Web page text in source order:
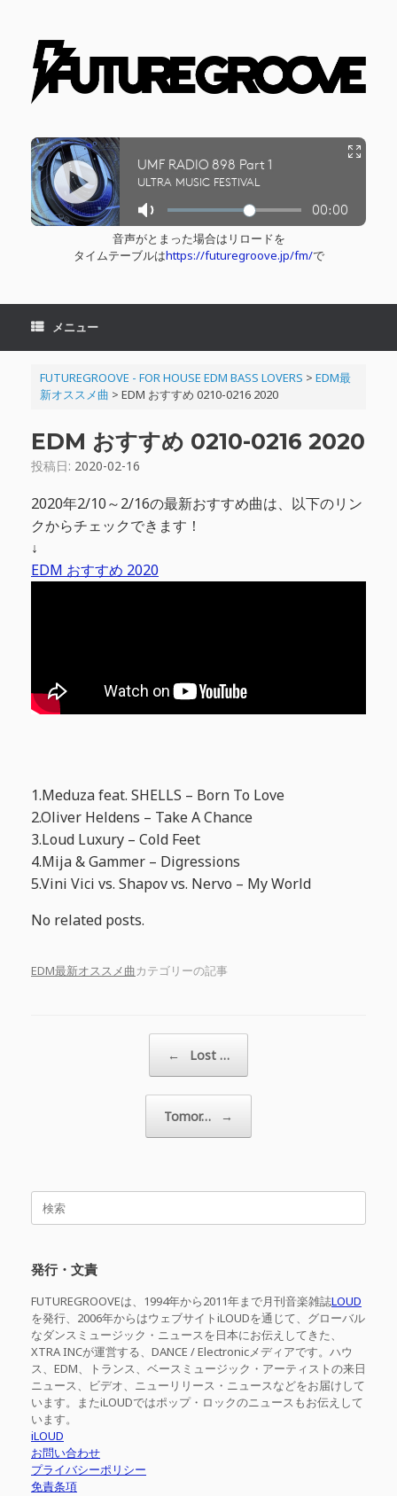
音声がとまった場合はリロードを
タイムテーブルはhttps://futuregroove.jp/fm/で
メニュー
FUTUREGROOVE - FOR HOUSE EDM BASS LOVERS > EDM最
新オススメ曲 > EDM おすすめ 0210-0216 2020
EDM おすすめ 0210-0216 2020
投稿日: 2020-02-16
2020年2/10～2/16の最新おすすめ曲は、以下のリン
クからチェックできます！
↓
EDM おすすめ 2020
1.Meduza feat. SHELLS – Born To Love
2.Oliver Heldens – Take A Chance
3.Loud Luxury – Cold Feet
4.Mija & Gammer – Digressions
5.Vini Vici vs. Shapov vs. Nervo – My World
No related posts.
EDM最新オススメ曲カテゴリーの記事
← Lost …
Tomor… →
検
発行・文責
FUTUREGROOVEは、1994年から2011年まで月刊音楽雑誌LOUD
を発行、2006年からはウェブサイトiLOUDを通じて、グローバル
なダンスミュージック・ニュースを日本にお伝えしてきた、
XTRA INCが運営する、DANCE / Electronicメディアです。ハウ
ス、EDM、トランス、ベースミュージック・アーティストの来日
ニュース、ビデオ、ニューリリース・ニュースなどをお届けして
います。またiLOUDではポップ・ロックのニュースもお伝えして
います。
iLOUD
お問い合わせ
プライバシーポリシー
免責条項